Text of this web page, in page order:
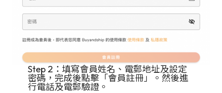
Step 2：填寫會員姓名、電郵地址及設定
密碼，完成後點擊「會員註冊」。然後進
行電話及電郵驗證。